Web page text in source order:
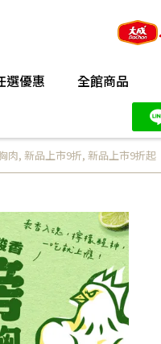
選優惠 全館商品
肉, 新品上市9折, 新品上市9折起